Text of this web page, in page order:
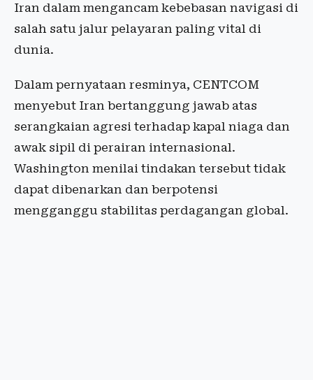
Iran dalam mengancam kebebasan navigasi di
salah satu jalur pelayaran paling vital di
dunia.
Dalam pernyataan resminya, CENTCOM
menyebut Iran bertanggung jawab atas
serangkaian agresi terhadap kapal niaga dan
awak sipil di perairan internasional.
Washington menilai tindakan tersebut tidak
dapat dibenarkan dan berpotensi
mengganggu stabilitas perdagangan global.